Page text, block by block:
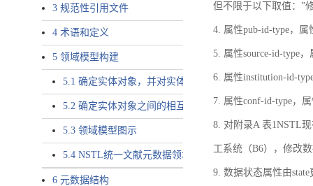
3 规范性引用文件
4 术语和定义
5 领域模型构建
5.1 确定实体对象，并对实体对象命名
5.2 确定实体对象之间的相互关系，定义实体对象之间的
5.3 领域模型图示
5.4 NSTL统一文献元数据领域模型的验证
6 元数据结构
但不限于以下取值：”
4. 属性pub-id-type，属
5. 属性source-id-type
6. 属性institution-id-
7. 属性conf-id-type，
8. 对附录A 表1NSTL
工系统（B6），修改
9. 数据状态属性由state